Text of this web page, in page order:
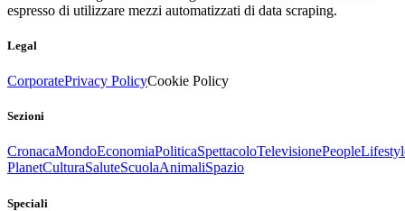
espresso di utilizzare mezzi automatizzati di data scraping.
Legal
CorporatePrivacy PolicyCookie Policy
Sezioni
CronacaMondoEconomiaPoliticaSpettacoloTelevisionePeople
PlanetCulturaSaluteScuolaAnimaliSpazio
Speciali